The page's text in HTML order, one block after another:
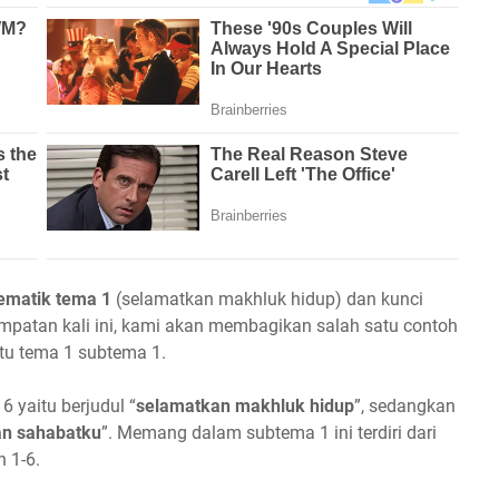
tema 1 (selamatkan makhluk hidup) dan kunci
kali ini, kami akan membagikan salah satu contoh
tema 1 subtema 1.
yaitu berjudul “selamatkan makhluk hidup”, sedangkan
sahabatku”. Memang dalam subtema 1 ini terdiri dari
1-6.